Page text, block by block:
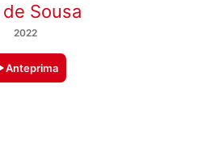
de Sousa
2022
Anteprima